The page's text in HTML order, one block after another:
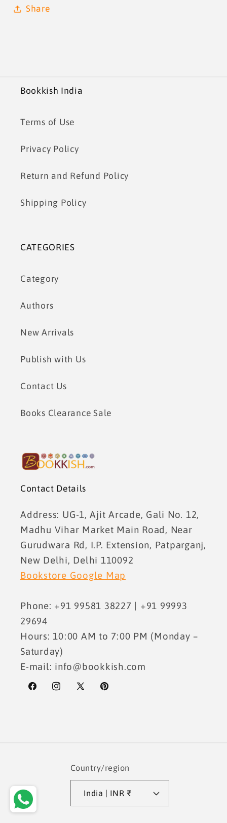
Share
Bookkish India
Terms of Use
Privacy Policy
Return and Refund Policy
Shipping Policy
CATEGORIES
Category
Authors
New Arrivals
Publish with Us
Contact Us
Books Clearance Sale
Contact Details
Address: UG-1, Ajit Arcade, Gali No. 12,
Madhu Vihar Market Main Road, Near
Gurudwara Rd, I.P. Extension, Patparganj,
New Delhi, Delhi 110092
Bookstore Google Map
Phone: +91 99581 38227 | +91 99993
29694
Hours: 10:00 AM to 7:00 PM (Monday –
Saturday)
E-mail: info@bookkish.com
FacebookInstagram
X
Pinterest
Country/region
India | INR ₹